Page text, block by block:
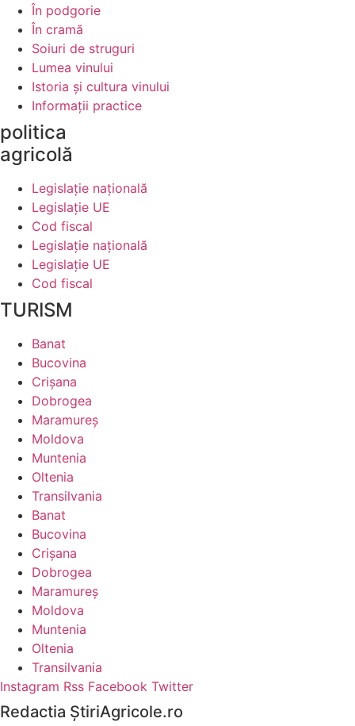
În podgorie
În cramă
Soiuri de struguri
Lumea vinului
Istoria şi cultura vinului
Informaţii practice
politica
agricolă
Legislaţie naţională
Legislaţie UE
Cod fiscal
Legislaţie naţională
Legislaţie UE
Cod fiscal
TURISM
Banat
Bucovina
Crişana
Dobrogea
Maramureş
Moldova
Muntenia
Oltenia
Transilvania
Banat
Bucovina
Crişana
Dobrogea
Maramureş
Moldova
Muntenia
Oltenia
Transilvania
Instagram Rss Facebook Twitter
Redactia ŞtiriAgricole.ro